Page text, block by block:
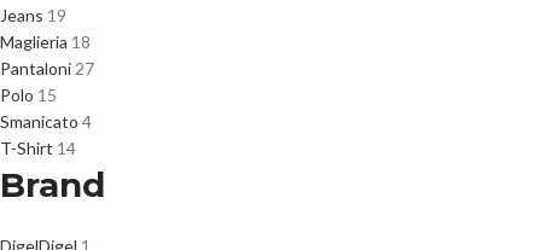
Jeans 19
Maglieria 18
Pantaloni 27
Polo 15
Smanicato 4
T-Shirt 14
Brand
DigelDigel 1